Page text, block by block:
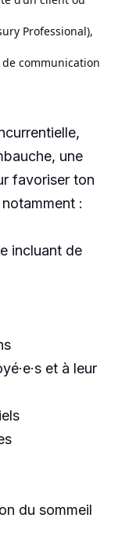
Professional),
de communication
une
favoriser ton
:
incluant de
et à leur
du sommeil